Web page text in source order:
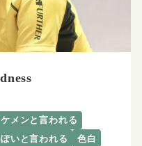
メンと言われる
いと言われる
色白